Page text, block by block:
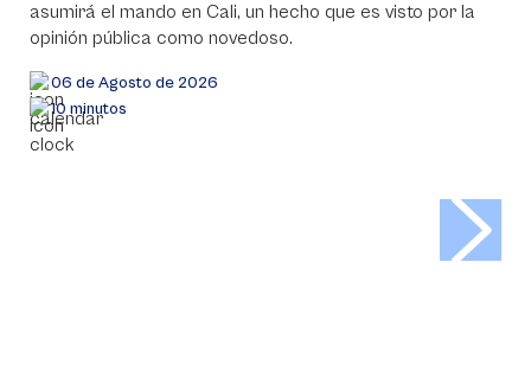
asumirá el mando en Cali, un hecho que es visto por la
opinión pública como novedoso.
06 de Agosto de 2026
10 minutos